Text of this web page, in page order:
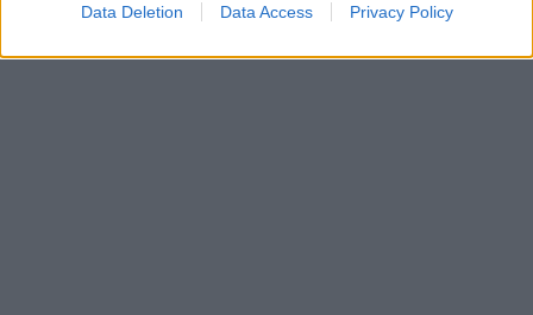
Data Deletion Data Access Privacy Policy